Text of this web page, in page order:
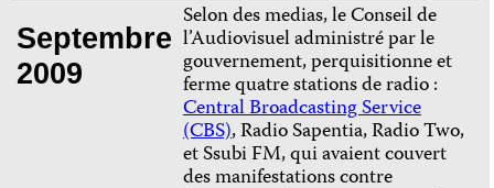
Septembre
2009
Selon des medias, le Conseil de
l’Audiovisuel administré par le
gouvernement, perquisitionne et
ferme quatre stations de radio :
Central Broadcasting Service
(CBS), Radio Sapentia, Radio Two,
et Ssubi FM, qui avaient couvert
des manifestations contre